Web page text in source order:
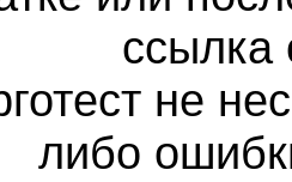
ссылка
не
либо